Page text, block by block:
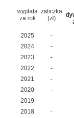
wypłata
za rok
zaliczka
(zł)
2025
-
2024
-
2023
-
2022
-
2021
-
2020
-
2019
-
2018
-